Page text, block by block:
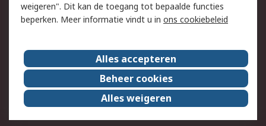
Algemene
verkoopvoorwaarden
Over RS
RS Group
Over ons
RS wereldwijd
Werken bij RS
ESG
weigeren". Dit kan de toegang tot bepaalde functies
beperken. Meer informatie vindt u in ons cookiebeleid
Alles accepteren
Beheer cookies
Alles weigeren